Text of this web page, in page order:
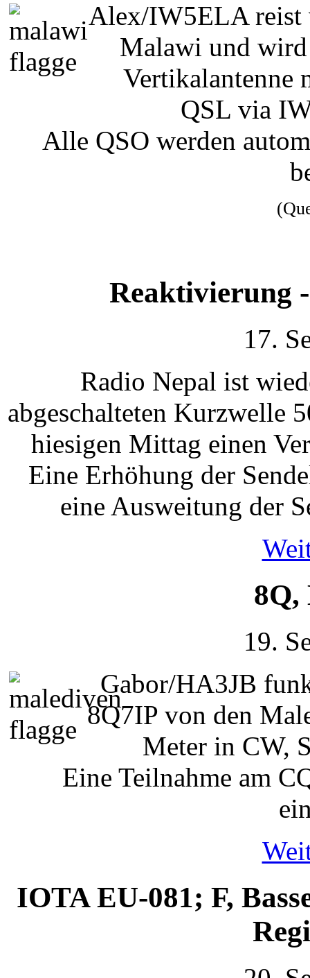
Alex/IW5ELA reist
Malawi und
Vertikalantenne
QSL via
Alle QSO werden
Reaktivierung
17.
Radio Nepal ist
abgeschalteten Kurzwelle
hiesigen Mittag einen
Eine Erhöhung der
eine Ausweitung der
8Q,
19.
Gabor/HA3JB
8Q7IP von den
Meter in CW,
Eine Teilnahme am
IOTA EU-081; F,